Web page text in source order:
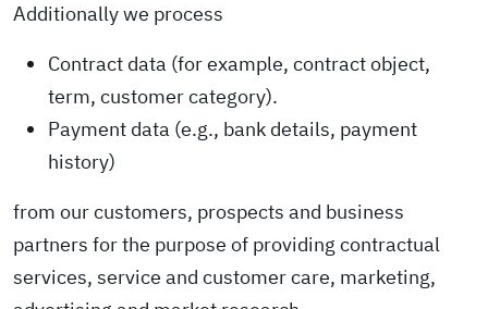
Additionally we process
Contract data (for example, contract object,
term, customer category).
Payment data (e.g., bank details, payment
history)
from our customers, prospects and business
partners for the purpose of providing contractual
services, service and customer care, marketing,